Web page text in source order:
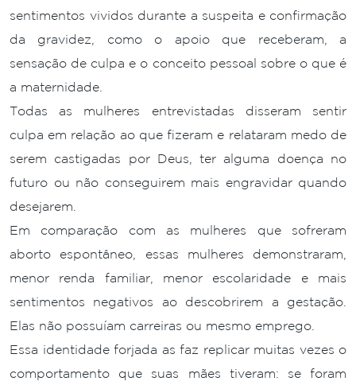
sentimentos vividos durante a suspeita e confirmação
da gravidez, como o apoio que receberam, a
sensação de culpa e o conceito pessoal sobre o que é
a maternidade.
Todas as mulheres entrevistadas disseram sentir
culpa em relação ao que fizeram e relataram medo de
serem castigadas por Deus, ter alguma doença no
futuro ou não conseguirem mais engravidar quando
desejarem.
Em comparação com as mulheres que sofreram
aborto espontâneo, essas mulheres demonstraram,
menor renda familiar, menor escolaridade e mais
sentimentos negativos ao descobrirem a gestação.
Elas não possuíam carreiras ou mesmo emprego.
Essa identidade forjada as faz replicar muitas vezes o
comportamento que suas mães tiveram: se foram